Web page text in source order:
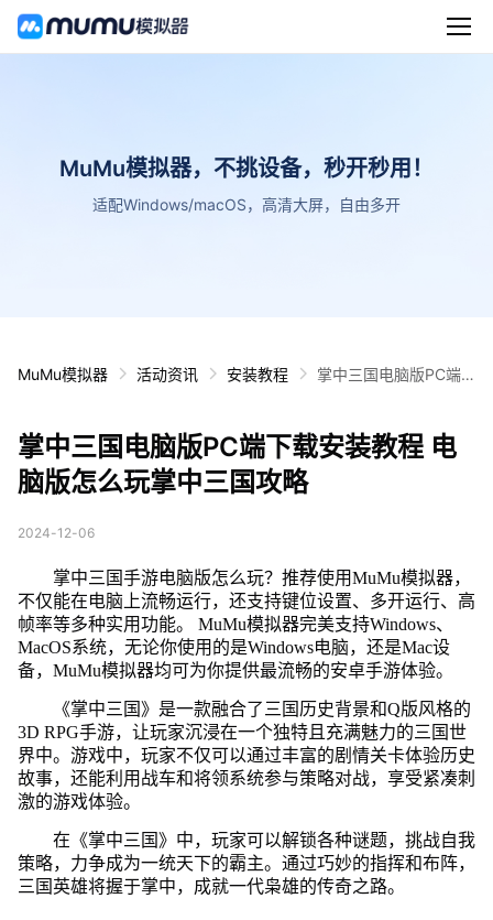
MuMu模拟器，不挑设备，秒开秒用！
适配Windows/macOS，高清大屏，自由多开
MuMu模拟器 活动资讯 安装教程
掌中三国电脑版PC端
掌中三国电脑版PC端下载安装教程 电
脑版怎么玩掌中三国攻略
2024-12-06
掌中三国手游电脑版怎么玩？推荐使用MuMu模拟器，
不仅能在电脑上流畅运行，还支持键位设置、多开运行、高
帧率等多种实用功能。 MuMu模拟器完美支持Windows、
MacOS系统，无论你使用的是Windows电脑，还是Mac设
备，MuMu模拟器均可为你提供最流畅的安卓手游体验。
《掌中三国》是一款融合了三国历史背景和Q版风格的
3D RPG手游，让玩家沉浸在一个独特且充满魅力的三国世
界中。游戏中，玩家不仅可以通过丰富的剧情关卡体验历史
故事，还能利用战车和将领系统参与策略对战，享受紧凑刺
激的游戏体验。
在《掌中三国》中，玩家可以解锁各种谜题，挑战自我
策略，力争成为一统天下的霸主。通过巧妙的指挥和布阵，
三国英雄将握于掌中，成就一代枭雄的传奇之路。